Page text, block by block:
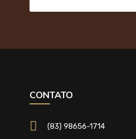
CONTATO
(83) 98656-1714